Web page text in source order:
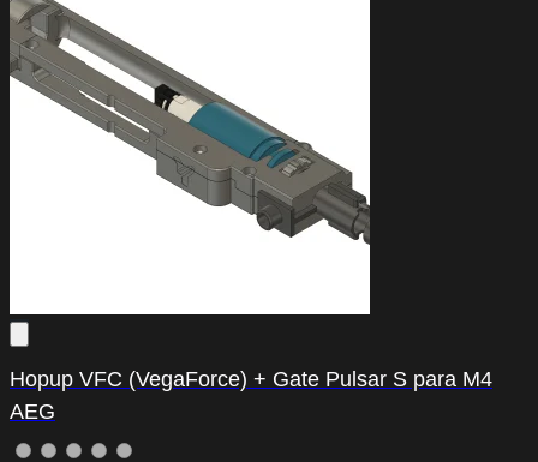
Hopup VFC (VegaForce) + Gate Pulsar S para M4
AEG